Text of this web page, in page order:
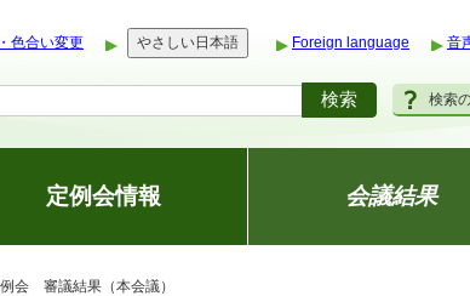
色合い変更 やさしい日本語 Foreign language 音
検索
定例会情報 会議結果
会 審議結果（本会議）